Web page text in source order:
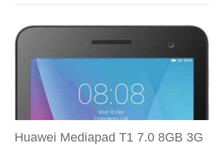
Huawei Mediapad T1 7.0 8GB 3G